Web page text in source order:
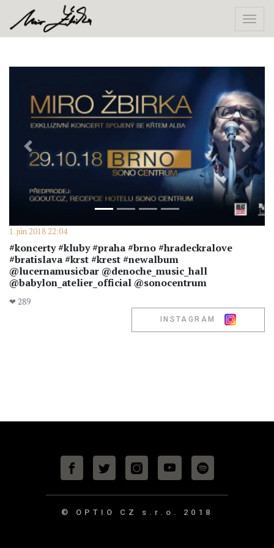
Previous Next
1. jún 2018 22:04
#koncerty #kluby #praha #brno #hradeckralove
#bratislava #krst #krest #newalbum
@lucernamusicbar @denoche_music_hall
@babylon_atelier_official @sonocentrum
❤ 289
INSTAGRAM
© OPTIO CZ s.r.o. 2018